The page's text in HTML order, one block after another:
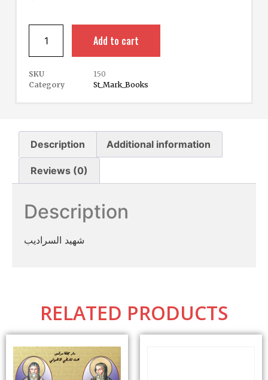
Add to cart
SKU
150
Category
St_Mark_Books
Description Additional information
Reviews (0)
Description
شهيد السراديب
RELATED PRODUCTS